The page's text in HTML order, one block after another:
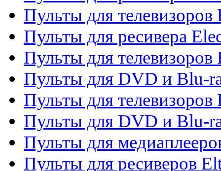
Пульты для телевизоров
Пульты для ресивера
Пульты для телевизоров
Пульты для DVD и Blu-
Пульты для телевизоров
Пульты для DVD и Blu-
Пульты для
Пульты для ресиверов